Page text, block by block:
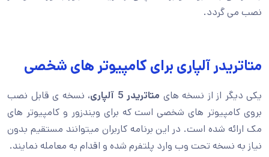
نصب می گردد.
متاتریدر آلپاری برای کامپیوتر های شخصی
یکی دیگر از از نسخه های متاتریدر 5 آلپاری
، نسخه ی قابل نصب
بروی کامپیوتر های شخصی است که برای ویندزور و کامپیوتر های
مک ارائه شده است. در این برنامه کاربران میتوانند مستقیم بدون
نیاز به نسخه تحت وب وارد پلتفرم شده و اقدام به معامله نمایند.